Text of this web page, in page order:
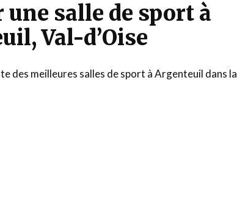
salle de sport à
Val-d’Oise
des meilleures salles de sport à Argenteuil dans